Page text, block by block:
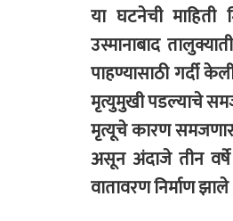
या घटनेची माहिती
उस्मानाबाद
पाहण्यासाठी गर्दी
मृत्युमुखी पडल्याचे
मृत्यूचे कारण समजणार
असून अंदाजे तीन वर्षे
वातावरण निर्माण